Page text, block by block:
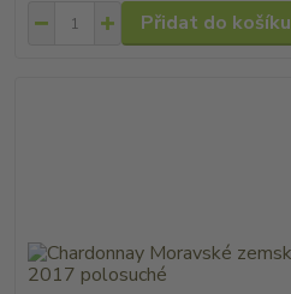
Přidat do košíku